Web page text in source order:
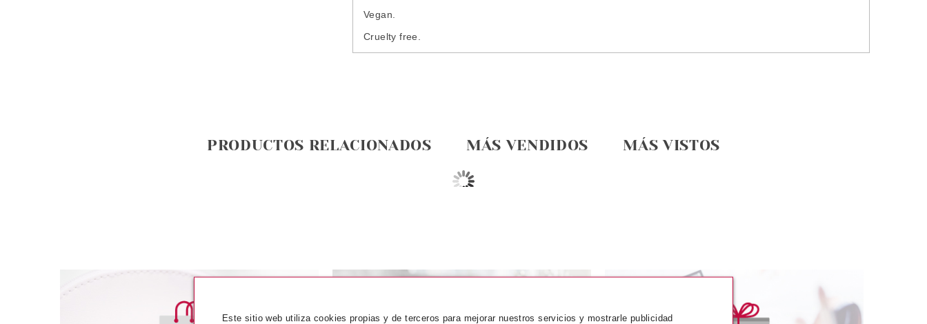
Vegan.
Cruelty free.
PRODUCTOS RELACIONADOS MÁS VENDIDOS MÁS VISTOS
Este sitio web utiliza cookies propias y de terceros para mejorar nuestros servicios y mostrarle publicidad